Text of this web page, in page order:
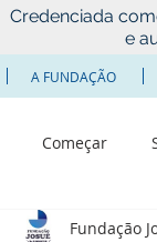
Credenciada
e
A FUNDAÇÃO
Começar
Fundação